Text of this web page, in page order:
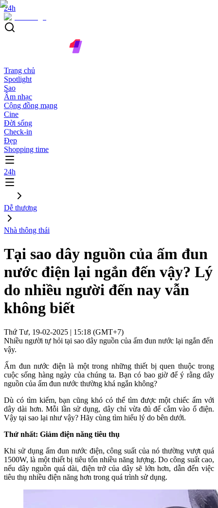
24h
Trang chủ
Spotlight
Sao
Âm nhạc
Cộng đồng mạng
Cine
Đời sống
Check-in
Đẹp
Shopping time
24h
Dễ thương
Nhà thông thái
Tại sao dây nguồn của ấm đun
nước điện lại ngắn đến vậy? Lý
do nhiều người đến nay vẫn
không biết
Thứ Tư, 19-02-2025 | 15:18 (GMT+7)
Nhiều người tự hỏi tại sao dây nguồn của ấm đun nước lại ngắn đến
vậy.
Ấm đun nước điện là một trong những thiết bị quen thuộc trong
cuộc sống hàng ngày của chúng ta. Bạn có bao giờ để ý rằng dây
nguồn của ấm đun nước thường khá ngắn không?
Dù có tìm kiếm, bạn cũng khó có thể tìm được một chiếc ấm với
dây dài hơn. Mỗi lần sử dụng, dây chỉ vừa đủ để cắm vào ổ điện.
Vậy tại sao lại như vậy? Hãy cùng tìm hiểu lý do bên dưới.
Thứ nhất: Giảm điện năng tiêu thụ
Khi sử dụng ấm đun nước điện, công suất của nó thường vượt quá
1500W, là một thiết bị tiêu tốn nhiều năng lượng. Do công suất cao,
nếu dây nguồn quá dài, điện trở của dây sẽ lớn hơn, dẫn đến việc
tiêu thụ nhiều điện năng hơn trong quá trình sử dụng.